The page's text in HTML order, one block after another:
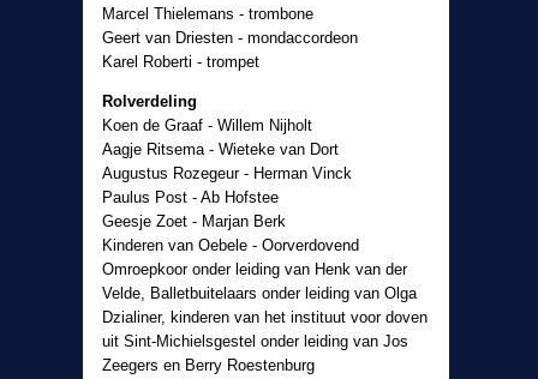
Marcel Thielemans - trombone
Geert van Driesten - mondaccordeon
Karel Roberti - trompet
Rolverdeling
Koen de Graaf - Willem Nijholt
Aagje Ritsema - Wieteke van Dort
Augustus Rozegeur - Herman Vinck
Paulus Post - Ab Hofstee
Geesje Zoet - Marjan Berk
Kinderen van Oebele - Oorverdovend
Omroepkoor onder leiding van Henk van der
Velde, Balletbuitelaars onder leiding van Olga
Dzialiner, kinderen van het instituut voor doven
uit Sint-Michielsgestel onder leiding van Jos
Zeegers en Berry Roestenburg